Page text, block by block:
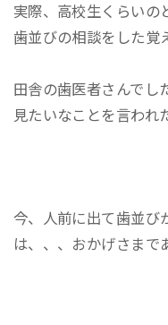
実際、高校生くらいの
歯並びの相談をした覚
田舎の歯医者さんでし
見たいなことを言われ
今、人前に出て歯並び
は、、、おかげさまで